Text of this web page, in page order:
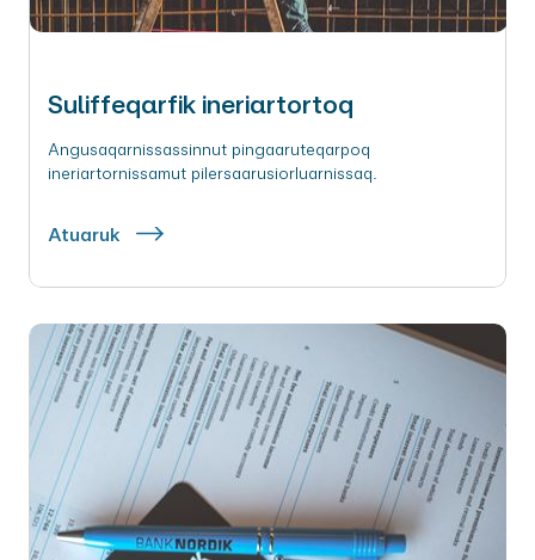
Suliffeqarfik ineriartortoq
Angusaqarnissassinnut pingaaruteqarpoq
ineriartornissamut pilersaarusiorluarnissaq.
Atuaruk